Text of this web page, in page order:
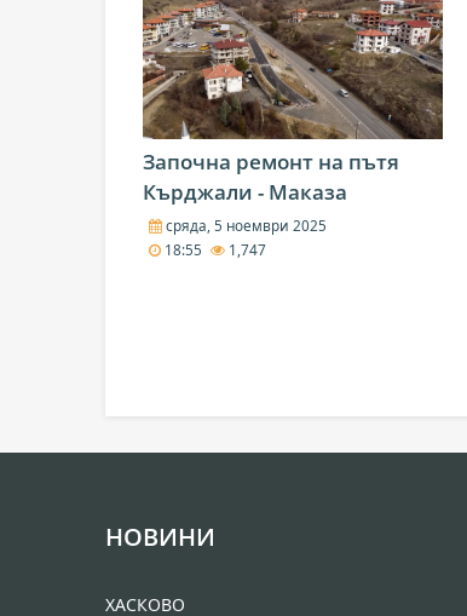
Започна ремонт на пътя
Кърджали - Маказа
сряда, 5 ноември 2025
18:55
1,747
НОВИНИ
ХАСКОВО